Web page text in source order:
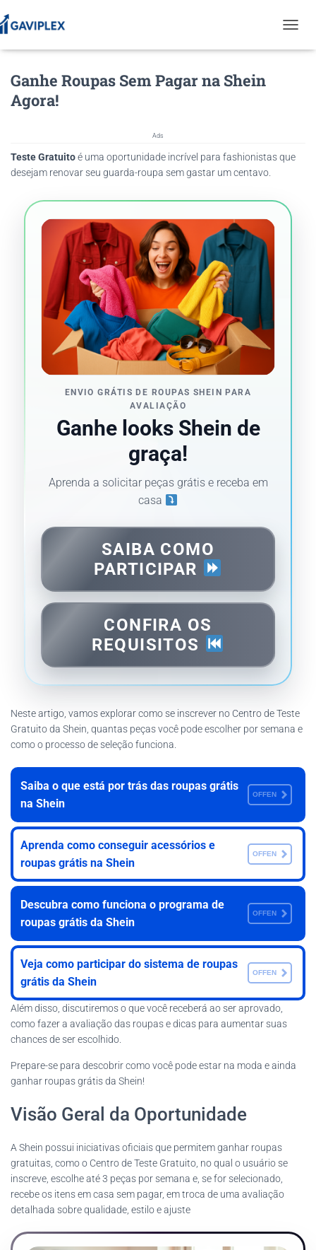
O
I
I
Ganhe Roupas Sem Pagar na Shein
Agora!
Ads
Teste Gratuitoé uma oportunidade incrível para fashionistas que
desejam renovar seu guarda-roupa sem gastar um centavo.
ENVIO GRÁTIS DE ROUPAS SHEIN PARA
AVALIAÇÃO
Ganhe looks Shein de
graça!
Aprenda a solicitar peças grátis e receba em
casa
SAIBA COMO
PARTICIPAR
CONFIRA OS
REQUISITOS
Neste artigo, vamos explorar como se inscrever no Centro de Teste
Gratuito da Shein, quantas peças você pode escolher por semana e
como o processo de seleção funciona.
Saiba o que está por trás das roupas grátis
na Shein
OFFEN
Aprenda como conseguir acessórios e
roupas grátis na Shein
OFFEN
Descubra como funciona o programa de
roupas grátis da Shein
OFFEN
Veja como participar do sistema de roupas
grátis da Shein
OFFEN
Além disso, discutiremos o que você receberá ao ser aprovado,
como fazer a avaliação das roupas e dicas para aumentar suas
chances de ser escolhido.
Prepare-se para descobrir como você pode estar na moda e ainda
ganhar roupas grátis da Shein!
Visão Geral da Oportunidade
A Shein possui iniciativas oficiais que permitem ganhar roupas
gratuitas, como o Centro de Teste Gratuito, no qual o usuário se
inscreve, escolhe até 3 peças por semana e, se for selecionado,
recebe os itens em casa sem pagar, em troca de uma avaliação
detalhada sobre qualidade, estilo e ajuste